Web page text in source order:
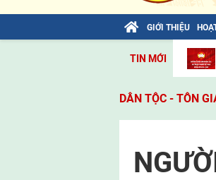
GIỚI THIỆU
TIN MỚI
Bài viết của Tổng Bí thư Tô Lâm: TIẾN
viện
DÂN TỘC - TÔN